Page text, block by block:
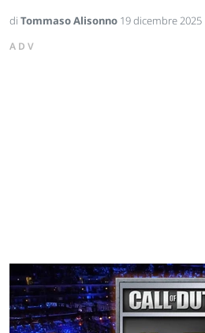
di Tommaso Alisonno 19 dicembre 2025
ADV